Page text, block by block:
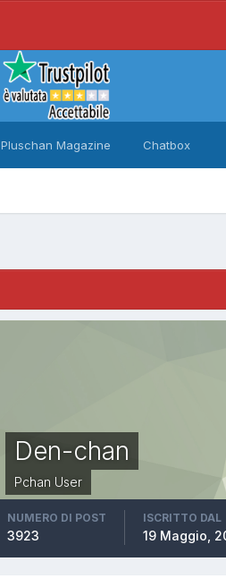
Pluschan Magazine Chatbox
Den-chan
Pchan User
NUMERO DI POST
3923
ISCRITTO DAL
19 Maggio,